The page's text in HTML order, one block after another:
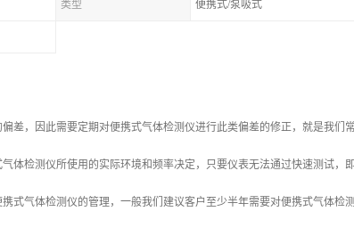
类型 便携式/泵吸式
差，因此需要定期对便携式气体检测仪进行此类偏差的修正，就是我们常
体检测仪所使用的实际环境和频率决定，只要仪表无法通过快速测试，
式气体检测仪的管理，一般我们建议客户至少半年需要对便携式气体检